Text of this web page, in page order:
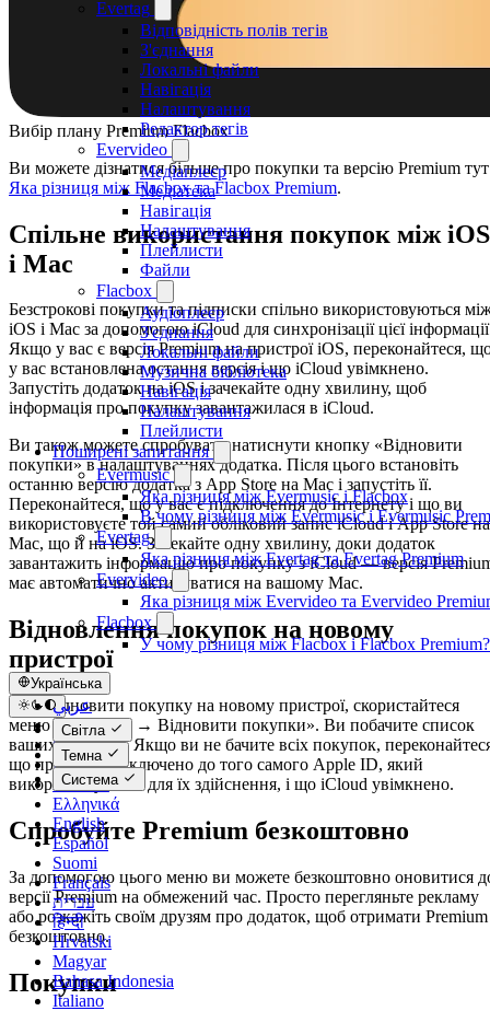
Evertag
Відповідність полів тегів
З'єднання
Локальні файли
Навігація
Налаштування
Редактор тегів
Evervideo
Медіаплеєр
Медіатека
Навігація
Налаштування
Плейлисти
Файли
Flacbox
Аудіоплеєр
З'єднання
Локальні файли
Музична бібліотека
Навігація
Налаштування
Плейлисти
Поширені запитання
Evermusic
Яка різниця між Evermusic і Flacbox
В чому різниця між Evermusic і Evermusic
Evertag
Яка різниця між Evertag та Evertag Premium
Evervideo
Яка різниця між Evervideo та Evervideo
Flacbox
У чому різниця між Flacbox і Flacbox Premium?
Українська
عربي
Català
Čeština
Dansk
Deutsch
Ελληνικά
English
Español
Suomi
Français
עברית
हिन्दी
Hrvatski
Magyar
Bahasa Indonesia
Italiano
Світла
Темна
Система
Вибір плану Premium Flacbox
Ви можете дізнатися більше про покупки та версію Premium
Яка різниця між Flacbox та Flacbox Premium.
Спільне використання покупок між iOS
і Mac
Безстрокові покупки та підписки спільно використовуються
iOS і Mac за допомогою iCloud для синхронізації цієї
Якщо у вас є версія Premium на пристрої iOS, переконайтеся,
у вас встановлена остання версія і що iCloud увімкнено.
Запустіть додаток на iOS і зачекайте одну хвилину, щоб
інформація про покупку завантажилася в iCloud.
Ви також можете спробувати натиснути кнопку «Відновити
покупки» в налаштуваннях додатка. Після цього встановіть
останню версію додатка з App Store на Mac і запустіть її.
Переконайтеся, що у вас є підключення до Інтернету і що ви
використовуєте той самий обліковий запис iCloud і App Store на
Mac, що й на iOS. Зачекайте одну хвилину, доки додаток
завантажить інформацію про покупку з iCloud — версія
має автоматично активуватися на вашому Mac.
Відновлення покупок на новому
пристрої
Щоб відновити покупку на новому пристрої, скористайтеся
меню «Покупки → Відновити покупки». Ви побачите список
ваших покупок. Якщо ви не бачите всіх покупок,
що пристрій підключено до того самого Apple ID, який
використовувався для їх здійснення, і що iCloud увімкнено.
Спробуйте Premium безкоштовно
За допомогою цього меню ви можете безкоштовно оновитися
версії Premium на обмежений час. Просто перегляньте рекламу
або розкажіть своїм друзям про додаток, щоб отримати Premium
безкоштовно.
Покупки